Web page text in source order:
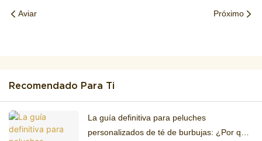
Aviar Próximo
Recomendado Para Ti
La guía definitiva para peluches
personalizados de té de burbujas: ¿Por qué